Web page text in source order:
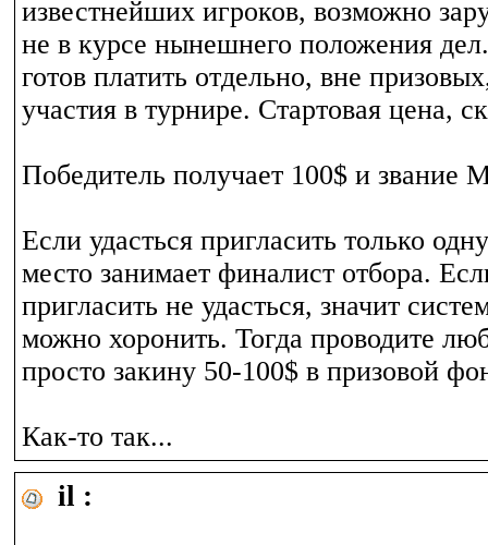
известнейших игроков, возможно
не в курсе нынешнего положения
готов платить отдельно, вне
участия в турнире. Стартовая цена,
Победитель получает 100$ и звание
Если удасться пригласить только
место занимает финалист отбора.
пригласить не удасться, значит
можно хоронить. Тогда проводите
просто закину 50-100$ в призовой
Как-то так...
il :